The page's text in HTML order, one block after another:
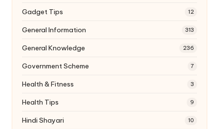
Gadget Tips 12
General Information 313
General Knowledge 236
Government Scheme 7
Health & Fitness 3
Health Tips 9
Hindi Shayari 10